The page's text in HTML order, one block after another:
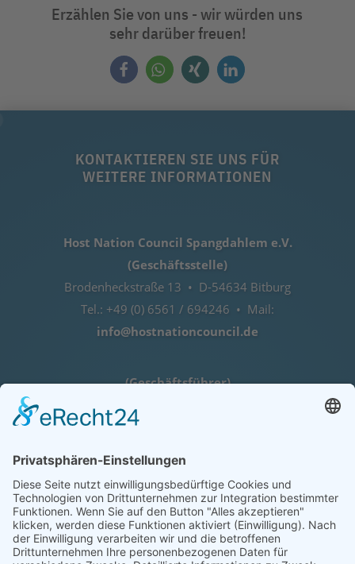
Erzählen Sie von uns - wir würden uns
sehr darüber freuen!
KONTAKTIEREN SIE UNS FÜR
WEITERE INFORMATIONEN
Host Nation Council Spangdahlem e.V.
(Geschäftsstelle)
Brodenheckstraße 13 • D-54634 Bitburg
Tel.: +49 (0) 6561 / 694246 • Mail:
info@hostnationcouncil.de
(Geschäftsführer)
Tel.: +49 (0) 172 / 6842635
Öffnungszeiten
nach telefonischer Vereinbarung